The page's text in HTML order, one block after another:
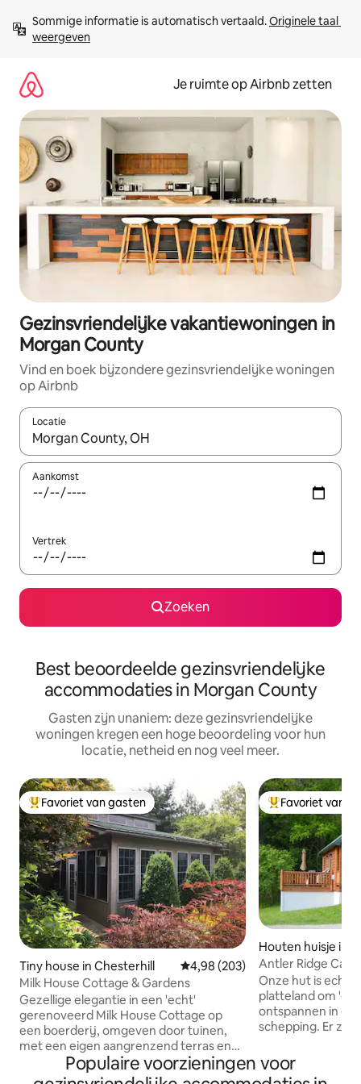
direct
naar
Sommige informatie is automatisch vertaald. Originele taal
weergeven
Je ruimte op Airbnb zetten
Gezinsvriendelijke vakantiewoningen in
Morgan County
Vind en boek bijzondere gezinsvriendelijke woningen
op Airbnb
Locatie
Wanneer er suggesties beschikbaar zijn, maak je een keuze
Aankomst
Vertrek
Zoeken
Best beoordeelde gezinsvriendelijke
accommodaties in Morgan County
Gasten zijn unaniem: deze gezinsvriendelijke
woningen kregen een hoge beoordeling voor hun
locatie, netheid en nog veel meer.
Topfavoriet van gasten
Favoriet van gasten
Tiny house in Chesterhill Gemiddelde beoordeling van
4,98 (203)
Milk House Cottage & Gardens
Gezellige elegantie in een 'echt'
gerenoveerd Milk House Cottage op
een boerderij, omgeven door tuinen,
met een eigen aangrenzend terras en
een handig toetsenpaneel voor zelf
inchecken. Gelegen in een Quaker- en
Topfavoriet van
Favoriet van
Houten huisje in
Antler Ridge
Onze hut is echt
platteland om 'op
ontspannen in de
schepping. Er zijn paden van meer dan
waar je herten
kunt besluipen. Comfortabel voor vier.
Populaire voorzieningen voor